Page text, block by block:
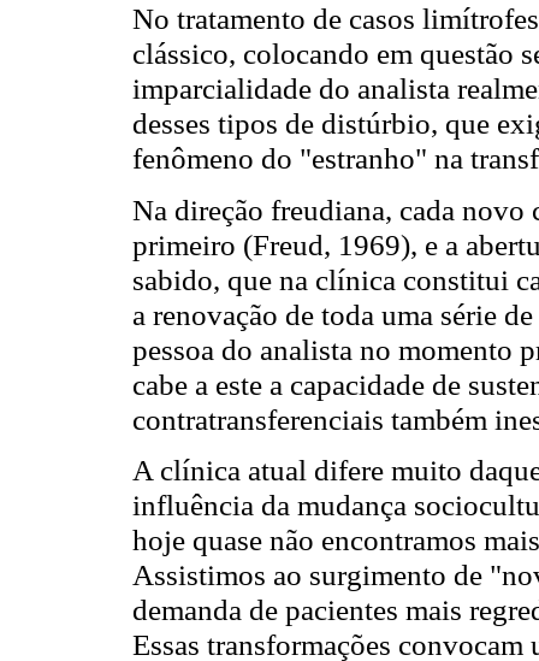
No tratamento de casos
clássico, colocando em questão
imparcialidade do analista
desses tipos de distúrbio, que
fenômeno do "estranho" na
Na direção freudiana, cada novo
primeiro (Freud, 1969), e a
sabido, que na clínica constitui
a renovação de toda uma série
pessoa do analista no momento
cabe a este a capacidade de
contratransferenciais também
A clínica atual difere muito
influência da mudança
hoje quase não encontramos
Assistimos ao surgimento de
demanda de pacientes mais
Essas transformações